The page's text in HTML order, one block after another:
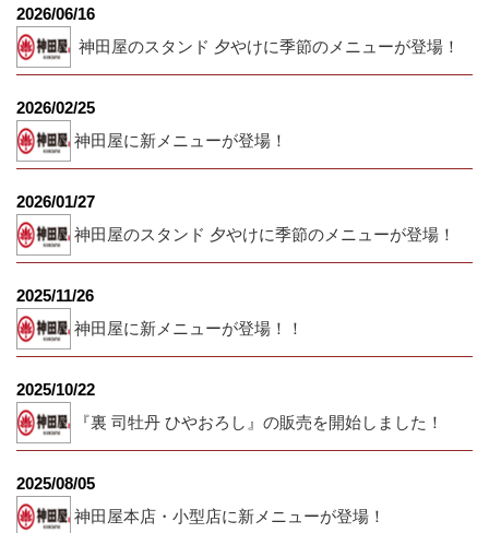
2026/06/16
神田屋のスタンド 夕やけに季節のメニューが登場！
2026/02/25
神田屋に新メニューが登場！
2026/01/27
神田屋のスタンド 夕やけに季節のメニューが登場！
2025/11/26
神田屋に新メニューが登場！！
2025/10/22
『裏 司牡丹 ひやおろし』の販売を開始しました！
2025/08/05
神田屋本店・小型店に新メニューが登場！